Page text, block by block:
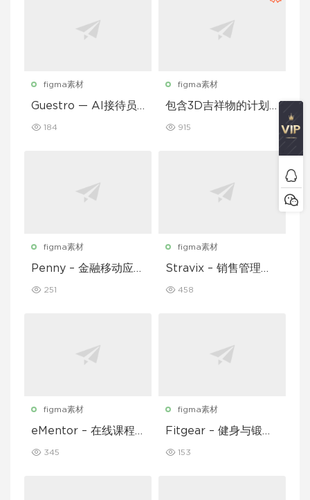
figma素材
Guestro — AI接待员
184
figma素材
包含3D吉祥物的计划
计UI套件
915
figma素材
Penny – 金融移动应用
251
figma素材
Stravix – 销售管理仪
458
figma素材
eMentor – 在线课程
UI Kit
345
figma素材
Fitgear – 健身与锻炼
153